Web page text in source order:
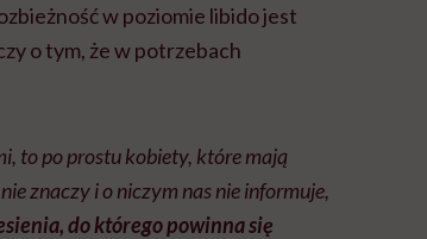
w poziomie libido jest
o tym, że w potrzebach
to po prostu kobiety, które mają
znaczy i o niczym nas nie informuje,
do którego powinna się